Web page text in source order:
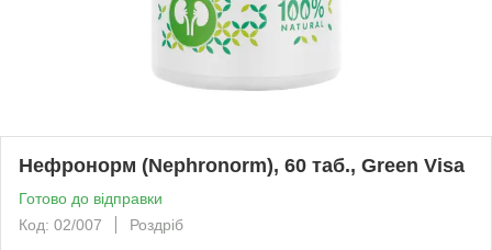
Нефронорм (Nephronorm), 60 таб., Green Visa
Готово до відправки
Код: 02/007
Роздріб